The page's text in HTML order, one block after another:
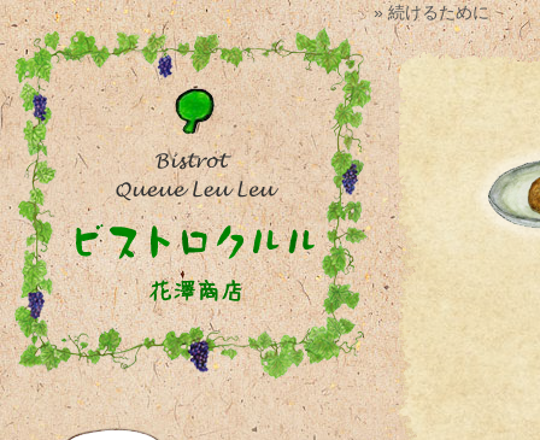
» 続けるために